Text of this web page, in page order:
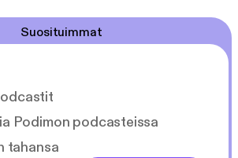
Suosituimmat
Podimon podcasteissa
tahansa